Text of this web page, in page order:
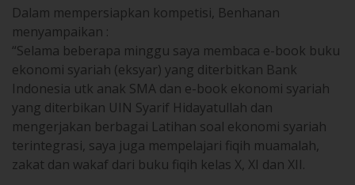
Dalam mempersiapkan kompetisi, Benhanan
menyampaikan :
“Selama beberapa minggu saya membaca e-book buku
ekonomi syariah (eksyar) yang diterbitkan Bank
Indonesia utk anak SMA dan e-book ekonomi syariah
yang diterbikan UIN Syarif Hidayatullah dan
mengerjakan berbagai Latihan soal ekonomi syariah
terintegrasi, saya juga mempelajari fiqih muamalah,
zakat dan wakaf dari buku fiqih kelas X, XI dan XII.